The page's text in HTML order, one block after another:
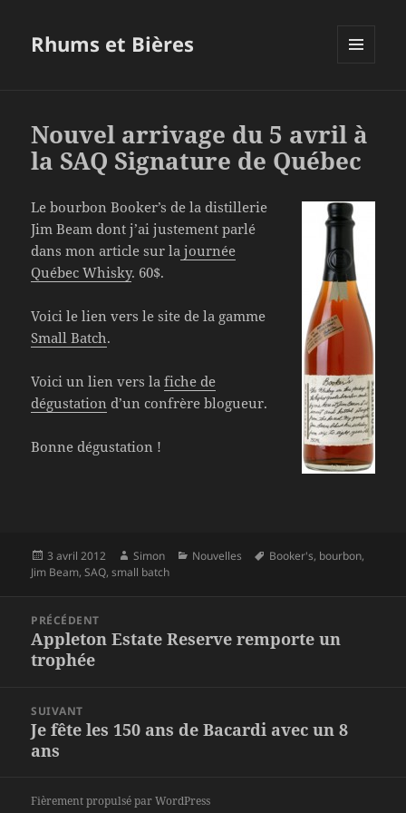
Rhums et Bières
Nouvel arrivage du 5 avril à
la SAQ Signature de Québec
Le bourbon Booker’s de la distillerie
Jim Beam dont j’ai justement parlé
dans mon article sur la journée
Québec Whisky. 60$.
Voici le lien vers le site de la gamme
Small Batch.
Voici un lien vers lafiche de
dégustation d’un confrère blogueur.
Bonne dégustation !
Publié
le
3 avril 2012 Auteur
Simon Catégories
Nouvelles
Mots-
Booker's, bourbon,
Jim Beam,SAQ,small batch
l’article
PRÉCÉDENT
Article
précédent :
Appleton Estate Reserve remporte un
trophée
SUIVANT
Article
suivant :
Je fête les 150 ans de Bacardi avec un 8
ans
Fièrement propulsé par WordPress